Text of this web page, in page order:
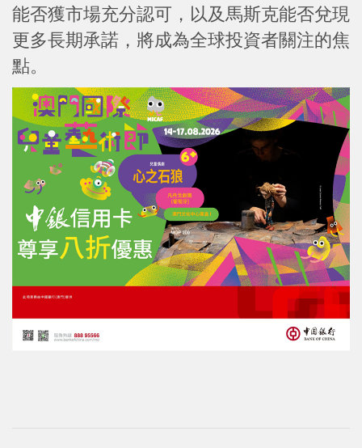
能否獲市場充分認可，以及馬斯克能否兌現
更多長期承諾，將成為全球投資者關注的焦
點。